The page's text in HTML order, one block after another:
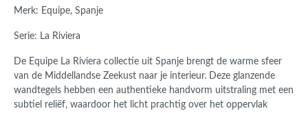
Merk: Equipe, Spanje
Serie: La Riviera
De Equipe La Riviera collectie uit Spanje brengt de warme sfeer
van de Middellandse Zeekust naar je interieur. Deze glanzende
wandtegels hebben een authentieke handvorm uitstraling met een
subtiel reliëf, waardoor het licht prachtig over het oppervlak